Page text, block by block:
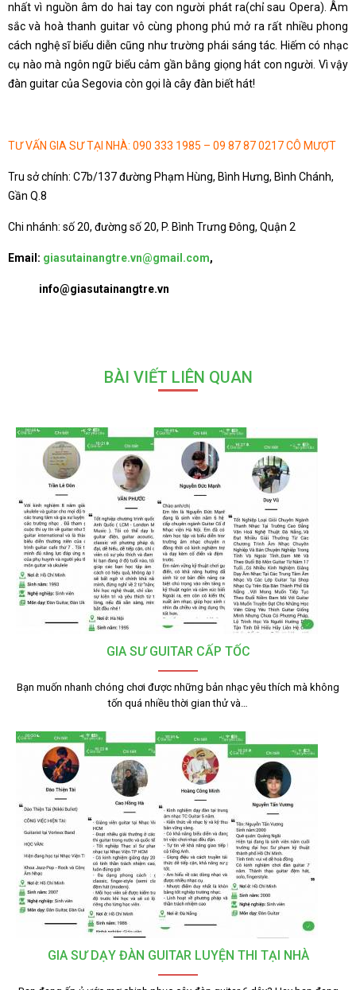
nhất vì nguồn âm do hai tay con người phát ra(chỉ sau Opera). Âm
sắc và hoà thanh guitar vô cùng phong phú mở ra rất nhiều phong
cách nghệ sĩ biểu diễn cũng như trường phái sáng tác. Hiếm có nhạc
cụ nào mà ngôn ngữ biểu cảm gần bằng giọng hát con người. Vì vậy
đàn guitar của Segovia còn gọi là cây đàn biết hát!
TƯ VẤN GIA SƯ TẠI NHÀ: 090 333 1985 – 09 87 87 0217 CÔ MƯỢT
Tru sở chính: C7b/137 đường Phạm Hùng, Bình Hưng, Bình Chánh,
Gần Q.8
Chi nhánh: số 20, đường số 20, P. Bình Trưng Đông, Quận 2
Email: giasutainangtre.vn@gmail.com,
info@giasutainangtre.vn
BÀI VIẾT LIÊN QUAN
GIA SƯ GUITAR CẤP TỐC
Bạn muốn nhanh chóng chơi được những bản nhạc yêu thích mà không
tốn quá nhiều thời gian thử và…
GIA SƯ DẠY ĐÀN GUITAR LUYỆN THI TẠI NHÀ